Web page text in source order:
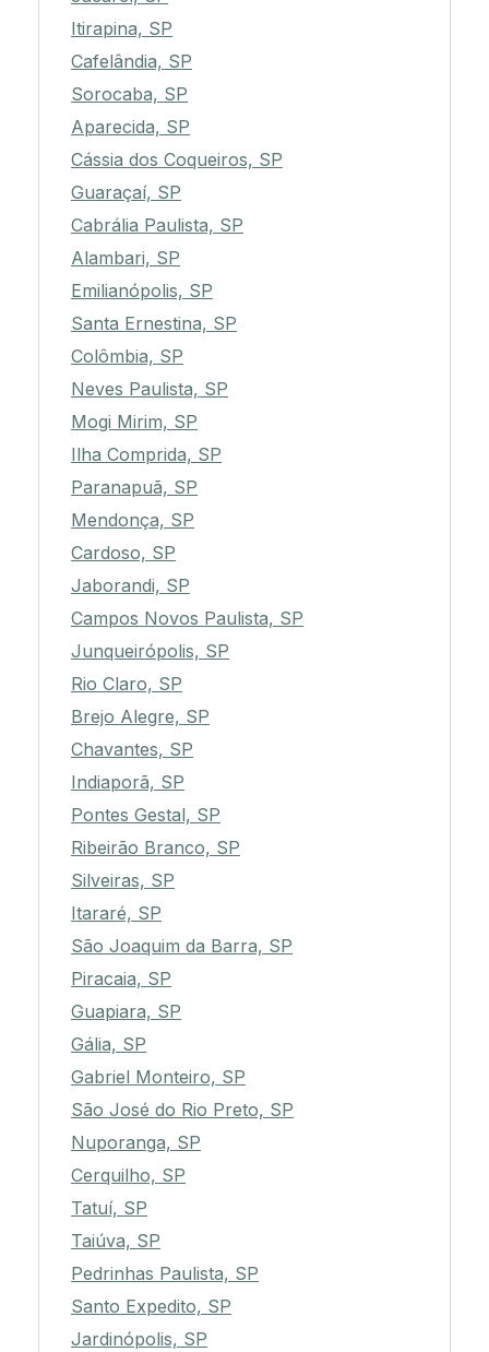
Itirapina, SP
Cafelândia, SP
Sorocaba, SP
Aparecida, SP
Cássia dos Coqueiros, SP
Guaraçaí, SP
Cabrália Paulista, SP
Alambari, SP
Emilianópolis, SP
Santa Ernestina, SP
Colômbia, SP
Neves Paulista, SP
Mogi Mirim, SP
Ilha Comprida, SP
Paranapuã, SP
Mendonça, SP
Cardoso, SP
Jaborandi, SP
Campos Novos Paulista, SP
Junqueirópolis, SP
Rio Claro, SP
Brejo Alegre, SP
Chavantes, SP
Indiaporã, SP
Pontes Gestal, SP
Ribeirão Branco, SP
Silveiras, SP
Itararé, SP
São Joaquim da Barra, SP
Piracaia, SP
Guapiara, SP
Gália, SP
Gabriel Monteiro, SP
São José do Rio Preto, SP
Nuporanga, SP
Cerquilho, SP
Tatuí, SP
Taiúva, SP
Pedrinhas Paulista, SP
Santo Expedito, SP
Jardinópolis, SP